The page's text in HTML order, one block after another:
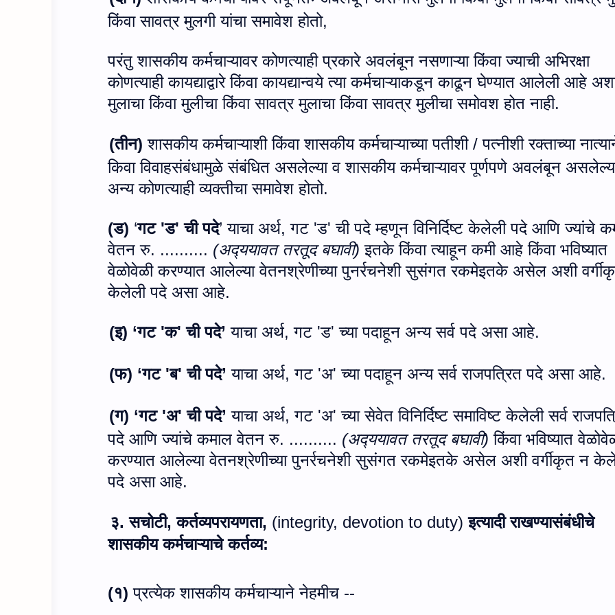
किंवा सावत्र मुलगी यांचा समावेश होतो,
परंतु शासकीय कर्मचाऱ्यावर कोणत्याही प्रकारे अवलंबून नसणाऱ्या किंवा ज्याची अभिरक्षा
कोणत्याही कायद्याद्वारे किंवा कायद्यान्वये त्या कर्मचाऱ्याकडून काढून घेण्यात आलेली आहे
मुलाचा किंवा मुलीचा किंवा सावत्र मुलाचा किंवा सावत्र मुलीचा समोवश होत नाही.
(तीन) शासकीय कर्मचाऱ्याशी किंवा शासकीय कर्मचाऱ्याच्या पतीशी / पत्नीशी रक्ताच्या
किवा विवाहसंबंधामुळे संबंधित असलेल्या व शासकीय कर्मचाऱ्यावर पूर्णपणे अवलंबून
अन्य कोणत्याही व्यक्तीचा समावेश होतो.
(ड) ‘गट 'ड'ची पदे’ याचा अर्थ,गट 'ड'ची पदे म्हणून विनिर्दिष्ट केलेली पदे आणि ज्यांचे
वेतन रु. .......... (अद्‍ययावत तरतूद बघावी) इतके किंवा त्याहून कमी आहे किंवा भविष्यात
वेळोवेळी करण्यात आलेल्या वेतनश्रेणीच्या पुनर्रचनेशी सुसंगत रकमेइतके असेल अशी
केलेली पदे असा आहे.
(इ) ‘गट 'क'ची पदे’ याचा अर्थ,गट 'ड'च्या पदाहून अन्य सर्व पदे असा आहे.
(फ) ‘गट 'ब'ची पदे’ याचा अर्थ,गट 'अ'च्या पदाहून अन्य सर्व राजपत्रित पदे असा आहे.
(ग) ‘गट 'अ'ची पदे’ याचा अर्थ,गट 'अ'च्या सेवेत विनिर्दिष्ट समाविष्ट केलेली सर्व
पदे आणि ज्यांचे कमाल वेतन रु. .......... (अद्‍ययावत तरतूद बघावी) किंवा भविष्यात
करण्यात आलेल्या वेतनश्रेणीच्या पुनर्रचनेशी सुसंगत रकमेइतके असेल अशी वर्गीकृत न
पदे असा आहे.
३. सचोटी,कर्तव्यपरायणता, (integrity, devotion to duty) इत्यादी राखण्यासंबंधीचे
शासकीय कर्मचाऱ्याचे कर्तव्य:
(१) प्रत्येक शासकीय कर्मचाऱ्याने नेहमीच --